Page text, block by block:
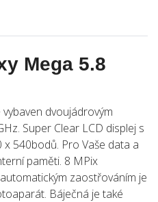
Mega 5.8
dvoujádrovým
Super Clear LCD displej s
540bodů. Pro Vaše data a
paměti. 8 MPix
zaostřováním je
Báječná je také